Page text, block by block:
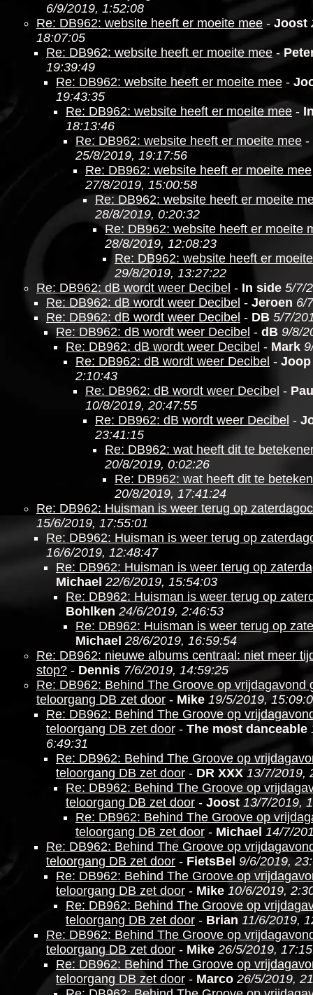
6/9/2019, 1:52:08
Re: DB962: website heeft er moeite mee - Joost
18:07:05
Re: DB962: website heeft er moeite mee -
19:39:49
Re: DB962: website heeft er moeite mee -
19:43:35
Re: DB962: website heeft er moeite mee -
18:13:46
Re: DB962: website heeft er moeite mee -
25/8/2019, 19:17:56
Re: DB962: website heeft er moeite mee
27/8/2019, 15:00:58
Re: DB962: website heeft er moeite
28/8/2019, 0:20:32
Re: DB962: website heeft er moeite
28/8/2019, 12:08:23
Re: DB962: website heeft er
29/8/2019, 13:27:22
Re: DB962: dB wordt weer Decibel - In side 5/7/
Re: DB962: dB wordt weer Decibel - Jeroen 6/
Re: DB962: dB wordt weer Decibel - DB 5/7/
Re: DB962: dB wordt weer Decibel - dB 9/8/
Re: DB962: dB wordt weer Decibel - Mark
Re: DB962: dB wordt weer Decibel - Joop
2:10:43
Re: DB962: dB wordt weer Decibel -
10/8/2019, 20:47:55
Re: DB962: dB wordt weer Decibel -
23:41:15
Re: DB962: wat heeft dit te
20/8/2019, 0:02:26
Re: DB962: wat heeft dit te
20/8/2019, 17:41:24
Re: DB962: Huisman is weer terug op
15/6/2019, 17:55:01
Re: DB962: Huisman is weer terug op
16/6/2019, 12:48:47
Re: DB962: Huisman is weer terug op
Michael 22/6/2019, 15:54:03
Re: DB962: Huisman is weer terug op
Bohlken 24/6/2019, 2:46:53
Re: DB962: Huisman is weer terug op
Michael 28/6/2019, 16:59:54
Re: DB962: nieuwe albums centraal: niet meer
stop? - Dennis 7/6/2019, 14:59:25
Re: DB962: Behind The Groove op vrijdagavond
teloorgang DB zet door - Mike 19/5/2019,
Re: DB962: Behind The Groove op
teloorgang DB zet door - The most danceable
6:49:31
Re: DB962: Behind The Groove op
teloorgang DB zet door - DR XXX 13/7/2019,
Re: DB962: Behind The Groove op
teloorgang DB zet door - Joost 13/7/2019,
Re: DB962: Behind The Groove op
teloorgang DB zet door - Michael 14/7/
Re: DB962: Behind The Groove op
teloorgang DB zet door - FietsBel 9/6/2019,
Re: DB962: Behind The Groove op
teloorgang DB zet door - Mike 10/6/2019,
Re: DB962: Behind The Groove op
teloorgang DB zet door - Brian 11/6/2019,
Re: DB962: Behind The Groove op
teloorgang DB zet door - Mike 26/5/2019,
Re: DB962: Behind The Groove op
teloorgang DB zet door - Marco 26/5/2019,